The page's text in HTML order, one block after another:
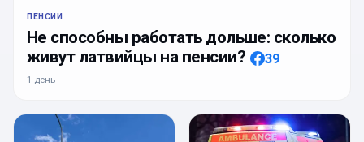
ПЕНСИИ
Не способны работать дольше: сколько
живут латвийцы на пенсии?
39
1 день